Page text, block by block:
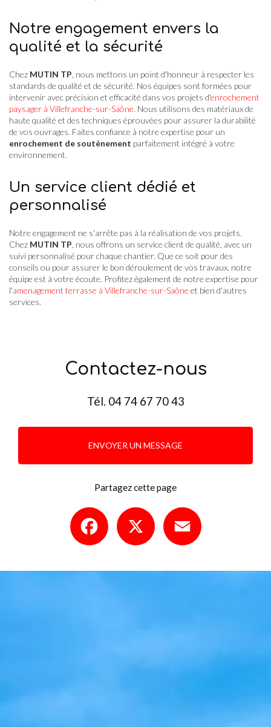
Notre engagement envers la
qualité et la sécurité
Chez MUTIN TP , nous mettons un point d'honneur à respecter les
standards de qualité et de sécurité. Nos équipes sont formées pour
intervenir avec précision et efficacité dans vos projets d'enrochement
paysager à Villefranche-sur-Saône. Nous utilisons des matériaux de
haute qualité et des techniques éprouvées pour assurer la durabilité
de vos ouvrages. Faites confiance à notre expertise pour un
enrochement de soutènement parfaitement intégré à votre
environnement.
Un service client dédié et
personnalisé
Notre engagement ne s'arrête pas à la réalisation de vos projets.
Chez MUTIN TP , nous offrons un service client de qualité, avec un
suivi personnalisé pour chaque chantier. Que ce soit pour des
conseils ou pour assurer le bon déroulement de vos travaux, notre
équipe est à votre écoute. Profitez également de notre expertise pour
l'amenagement terrasse à Villefranche-sur-Saône et bien d'autres
services.
Contactez-nous
Tél. 04 74 67 70 43
ENVOYER UN MESSAGE
Partagez cette page
Facebook